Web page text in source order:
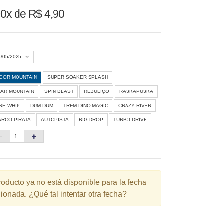
de R$ 4,90
05/2025
Agosto 2026 »
S Q Q S S
1
24 27 28 29
31
MOUNTAIN SUPER SOAKER SPLASH
MOUNTAIN SPIN BLAST REBULIÇO RASKAPUSKA
WHIP DUM DUM TREM DINO MAGIC CRAZY RIVER
PIRATA AUTOPISTA BIG DROP TURBO DRIVE
ya no está disponible para la fecha
¿Qué tal intentar otra fecha?